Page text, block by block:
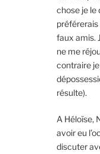
chose je le
faux amis.
ne me
contraire
résulte).
A Héloïse,
avoir eu
discuter